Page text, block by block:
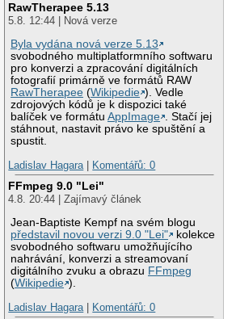
RawTherapee 5.13
5.8. 12:44 | Nová verze
Byla vydána nová verze 5.13
svobodného multiplatformního softwaru
pro konverzi a zpracování digitálních
fotografií primárně ve formátů RAW
RawTherapee (Wikipedie ). Vedle
zdrojových kódů je k dispozici také
balíček ve formátuAppImage . Stačí jej
stáhnout, nastavit právo ke spuštění a
spustit.
Ladislav Hagara
Komentářů: 0
FFmpeg 9.0 "Lei"
4.8. 20:44 | Zajímavý článek
Jean-Baptiste Kempf na svém blogu
představil novou verzi 9.0 "Lei"
kolekce
svobodného softwaru umožňujícího
nahrávání, konverzi a streamovaní
digitálního zvuku a obrazu FFmpeg
(Wikipedie ).
Ladislav Hagara
Komentářů: 0